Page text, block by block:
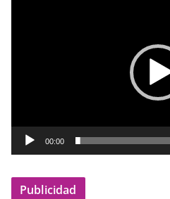
o
r
00:00
Publicidad